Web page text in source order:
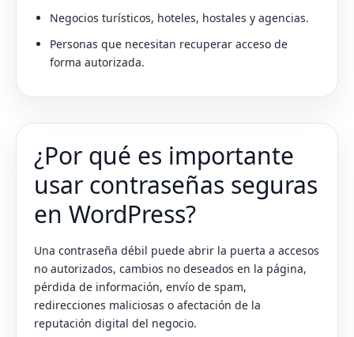
Negocios turísticos, hoteles, hostales y agencias.
Personas que necesitan recuperar acceso de
forma autorizada.
¿Por qué es importante
usar contraseñas seguras
en WordPress?
Una contraseña débil puede abrir la puerta a accesos
no autorizados, cambios no deseados en la página,
pérdida de información, envío de spam,
redirecciones maliciosas o afectación de la
reputación digital del negocio.